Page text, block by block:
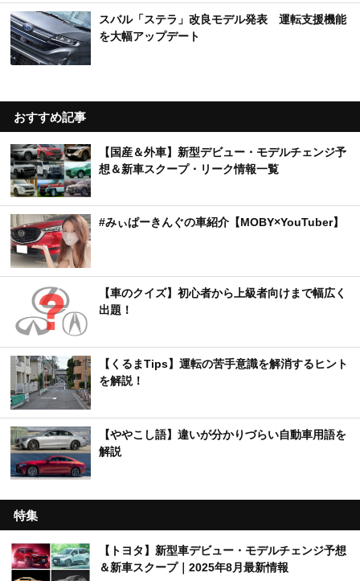
スバル「ステラ」改良モデル発表 運転支援機能
を大幅アップデート
おすすめ記事
【国産＆外車】新型デビュー・モデルチェンジ予
想＆新車スクープ・リーク情報一覧
#みぃぱーきんぐの車紹介【MOBY×YouTuber】
【車のクイズ】初心者から上級者向けまで幅広く
出題！
【くるまTips】運転の苦手意識を解消するヒント
を解説！
【ややこし語】違いが分かりづらい自動車用語を
解説
特集
【トヨタ】新型車デビュー・モデルチェンジ予想
＆新車スクープ｜2025年8月最新情報